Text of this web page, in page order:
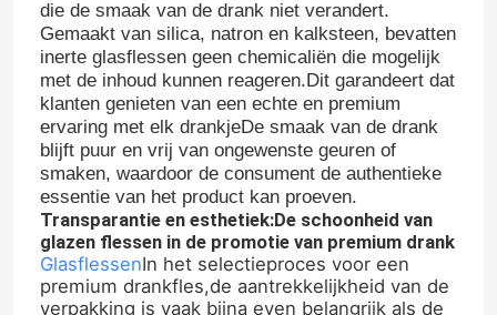
die de smaak van de drank niet verandert.
Gemaakt van silica, natron en kalksteen, bevatten
inerte glasflessen geen chemicaliën die mogelijk
met de inhoud kunnen reageren.Dit garandeert dat
klanten genieten van een echte en premium
ervaring met elk drankjeDe smaak van de drank
blijft puur en vrij van ongewenste geuren of
smaken, waardoor de consument de authentieke
essentie van het product kan proeven.
Transparantie en esthetiek:De schoonheid van
glazen flessen in de promotie van premium drank
GlasflessenIn het selectieproces voor een
premium drankfles,de aantrekkelijkheid van de
verpakking is vaak bijna even belangrijk als de